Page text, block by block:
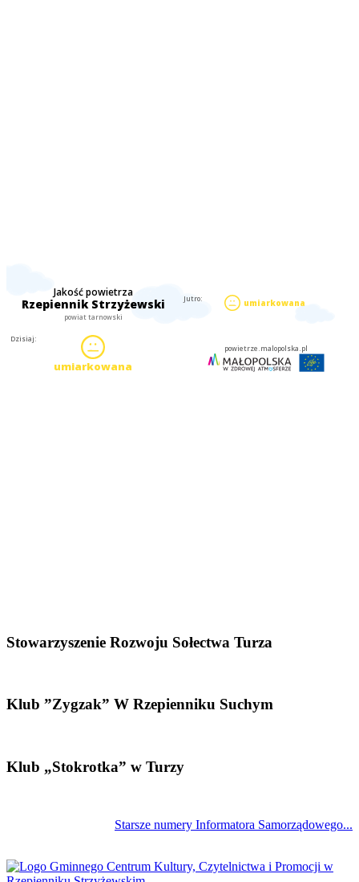
Stowarzyszenie Rozwoju Sołectwa Turza
Klub ”Zygzak” W Rzepienniku Suchym
Klub „Stokrotka” w Turzy
Starsze numery Informatora Samorządowego...